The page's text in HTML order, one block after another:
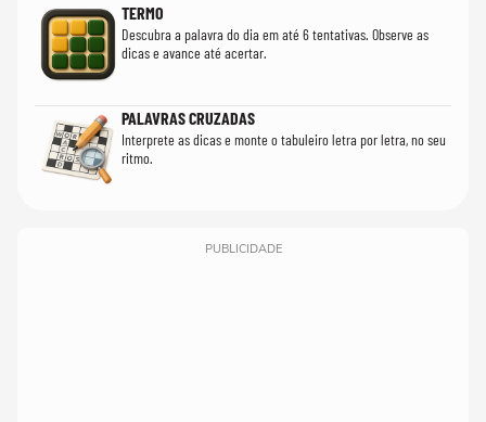
TERMO
Descubra a palavra do dia em até 6 tentativas. Observe as
dicas e avance até acertar.
PALAVRAS CRUZADAS
Interprete as dicas e monte o tabuleiro letra por letra, no seu
ritmo.
PUBLICIDADE